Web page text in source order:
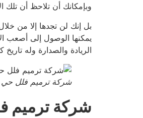
وبإمكانك أن تلاحظ أن تلك
بل إنك لن تجدها إلا من
يمكنها الوصول إلى أصعب
الريادة والصدارة وله
شركة ترميم فلل حي
شركة ترميم